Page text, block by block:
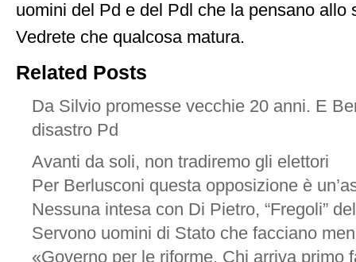
uomini del Pd e del Pdl che la pensano allo
Vedrete che qualcosa matura.
Related Posts
Da Silvio promesse vecchie 20 anni. E
disastro Pd
Avanti da soli, non tradiremo gli elettori
Per Berlusconi questa opposizione è
Nessuna intesa con Di Pietro, “Fregoli”
Servono uomini di Stato che facciano
«Governo per le riforme. Chi arriva primo